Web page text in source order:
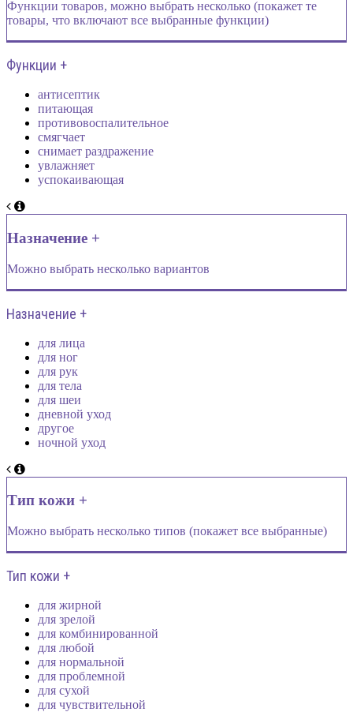
Функции товаров, можно выбрать несколько (покажет те
товары, что включают все выбранные функции)
Функции +
антисептик
питающая
противовоспалительное
смягчает
снимает раздражение
увлажняет
успокаивающая
Назначение +
Можно выбрать несколько вариантов
Назначение +
для лица
для ног
для рук
для тела
для шеи
дневной уход
другое
ночной уход
Тип кожи +
Можно выбрать несколько типов (покажет все выбранные)
Тип кожи +
для жирной
для зрелой
для комбинированной
для любой
для нормальной
для проблемной
для сухой
для чувствительной